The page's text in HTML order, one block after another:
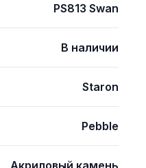
PS813 Swan
В наличии
Staron
Pebble
Акриловый камень